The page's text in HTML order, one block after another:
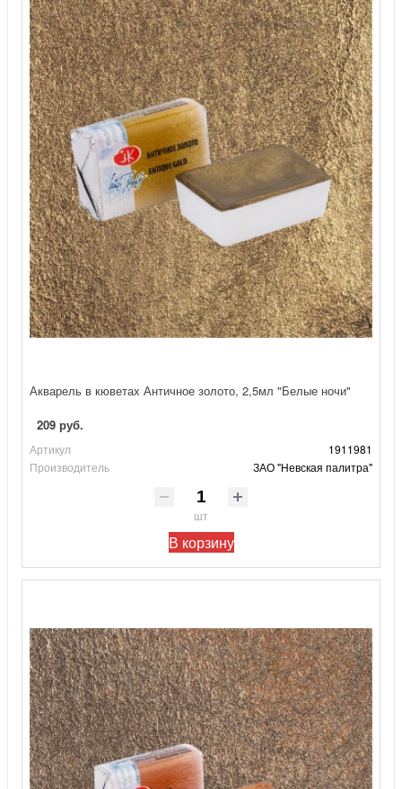
Акварель в кюветах Античное золото, 2,5мл "Белые ночи"
209 руб.
Артикул
1911981
Производитель
ЗАО "Невская палитра"
шт
В корзину